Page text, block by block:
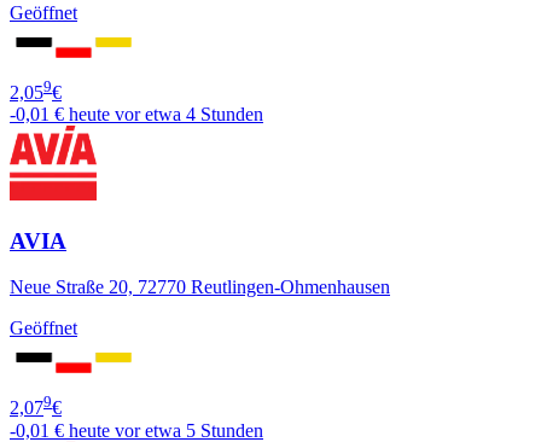
Geöffnet
2,059€
-0,01 € heute vor etwa 4 Stunden
AVIA
Neue Straße 20, 72770 Reutlingen-Ohmenhausen
Geöffnet
2,079€
-0,01 € heute vor etwa 5 Stunden